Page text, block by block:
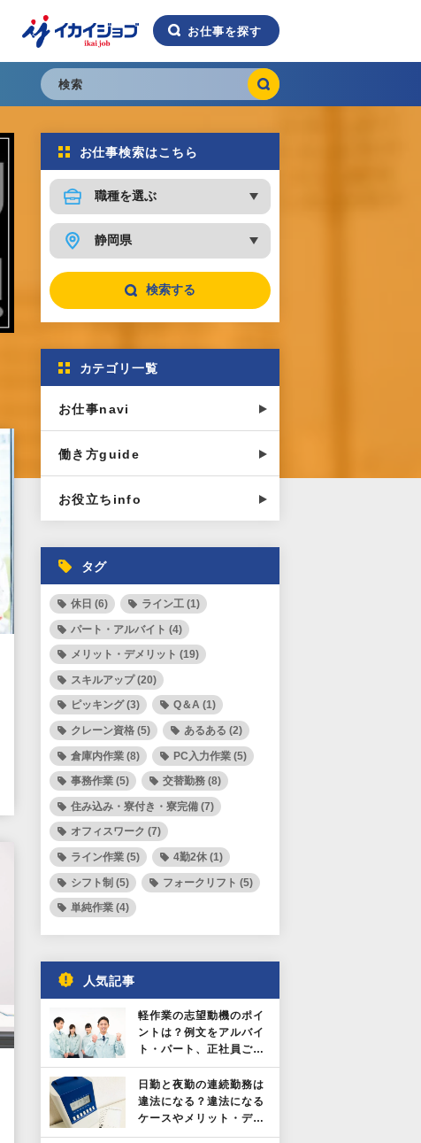
イ
イ
ョ
お仕事を探す
検
索
お仕事検索はこちら
検索する
カテゴリ一覧
お仕事navi
働き方guide
お役立ちinfo
タグ
休日 (6) ライン工 (1)
パート・アルバイト (4)
メリット・デメリット (19)
スキルアップ (20)
ピッキング (3) Q＆A (1)
クレーン資格 (5) あるある (2)
倉庫内作業 (8) PC入力作業 (5)
事務作業 (5) 交替勤務 (8)
住み込み・寮付き・寮完備 (7)
オフィスワーク (7)
ライン作業 (5) 4勤2休 (1)
シフト制 (5) フォークリフト (5)
単純作業 (4)
人気記事
軽作業の志望動機のポイ
ントは？例文をアルバイ
ト・パート、正社員ごと
に紹介！
日勤と夜勤の連続勤務は
違法になる？違法になる
ケースやメリット・デメ
リットを解説！